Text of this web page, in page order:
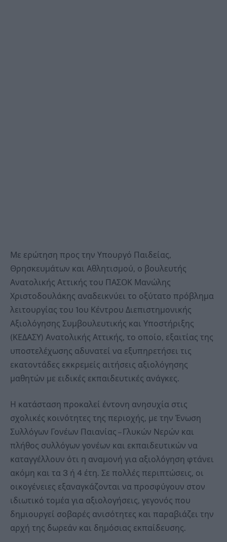
Με ερώτηση προς την Υπουργό Παιδείας,
Θρησκευμάτων και Αθλητισμού, ο βουλευτής
Ανατολικής Αττικής του ΠΑΣΟΚ Μανώλης
Χριστοδουλάκης αναδεικνύει το οξύτατο πρόβλημα
λειτουργίας του 1ου Κέντρου Διεπιστημονικής
Αξιολόγησης Συμβουλευτικής και Υποστήριξης
(ΚΕΔΑΣΥ) Ανατολικής Αττικής, το οποίο, εξαιτίας της
υποστελέχωσης αδυνατεί να εξυπηρετήσει τις
εκατοντάδες εκκρεμείς αιτήσεις αξιολόγησης
μαθητών με ειδικές εκπαιδευτικές ανάγκες.
Η κατάσταση προκαλεί έντονη ανησυχία στις
σχολικές κοινότητες της περιοχής, με την Ένωση
Συλλόγων Γονέων Παιανίας – Γλυκών Νερών και
πλήθος συλλόγων γονέων και εκπαιδευτικών να
καταγγέλλουν ότι η αναμονή για αξιολόγηση φτάνει
ακόμη και τα 3 ή 4 έτη. Σε πολλές περιπτώσεις, οι
οικογένειες εξαναγκάζονται να προσφύγουν στον
ιδιωτικό τομέα για αξιολογήσεις, γεγονός που
δημιουργεί σοβαρές ανισότητες και παραβιάζει την
αρχή της δωρεάν και δημόσιας εκπαίδευσης.